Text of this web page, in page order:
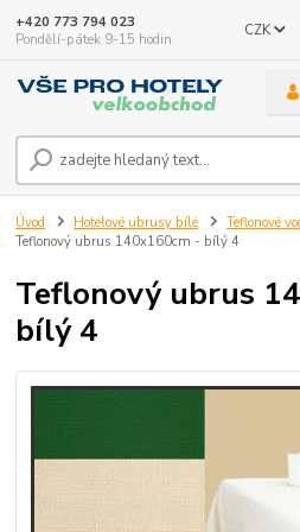
CZK
+420 773 794 023
Pondělí-pátek 9-15 hodin
Úvod Hotelové ubrusy bílé
Teflonové
Teflonový ubrus 140x160cm - bílý 4
Teflonový ubrus
bílý 4